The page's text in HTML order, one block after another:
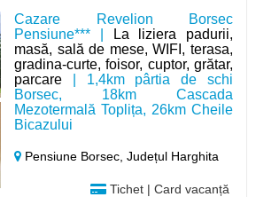
Cazare Revelion Borsec
Pensiune*** |
La liziera padurii,
masă, sală de mese, WIFI, terasa,
gradina-curte, foisor, cuptor, grătar,
parcare | 1,4km pârtia de schi
Borsec, 18km Cascada
Mezotermală Toplița, 26km Cheile
Bicazului
Pensiune Borsec,Județul Harghita
Tichet | Card vacanță